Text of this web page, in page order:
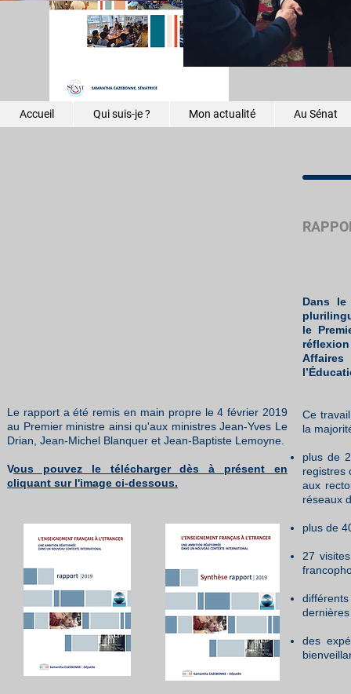
Une
mission
Le rapport a été remis en main propre le 4 février 2019
au Premier ministre ainsi qu'aux ministres Jean-Yves Le
Drian, Jean-Michel Blanquer et Jean-Baptiste Lemoyne.
Vous pouvez le télécharger dès à présent en
cliquant sur l'image ci-dessous.
Dans
le
Ce
la
plus de
registres
aux
réseaux
plus de
27
des
Accueil Qui suis-je ? Mon actualité Au Sénat